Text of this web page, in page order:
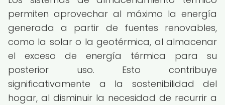
permiten aprovechar al máximo la energía
generada a partir de fuentes renovables,
como la solar o la geotérmica, al almacenar
el exceso de energía térmica para su
posterior uso. Esto contribuye
significativamente a la sostenibilidad del
hogar, al disminuir la necesidad de recurrir a